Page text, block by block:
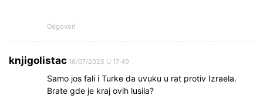
Odgovori
knjigolistac 16/07/2025 U 17:49
Samo jos fali i Turke da uvuku u rat protiv Izraela.
Brate gde je kraj ovih lusila?